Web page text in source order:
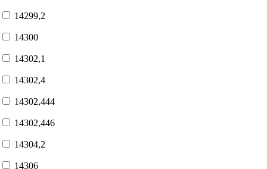
14299,2
14300
14302,1
14302,4
14302,444
14302,446
14304,2
14306